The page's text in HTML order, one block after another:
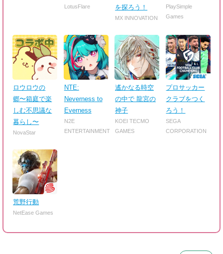
LotusFlare
を探ろう！
MX INNOVATION
PlaySimple
Games
ロウロウの
郷〜箱庭で楽
しむ不思議な
暮らし〜
NovaStar
NTE:
Neverness to
Everness
N2E
ENTERTAINMENT
遙かなる時空
の中で 龍宮の
神子
KOEI TECMO
GAMES
プロサッカー
クラブをつく
ろう！
SEGA
CORPORATION
荒野行動
NetEase Games